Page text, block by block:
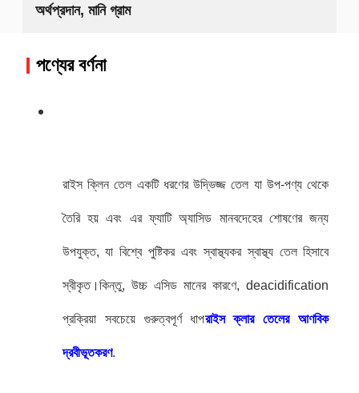
অর্থপ্রদান, মানি গ্রাম
পণ্যের বর্ণনা
রাইস ক্লিন তেল একটি ধরণের উদ্ভিজ্জ তেল যা উপ-পণ্য থেকে
তৈরি হয় এবং এর ফ্যাটি অ্যাসিড মানবদেহের শোষণের জন্য
উপযুক্ত, যা বিশ্বে পুষ্টিকর এবং স্বাস্থ্যকর স্বাস্থ্য তেল হিসাবে
স্বীকৃত।কিন্তু, উচ্চ এসিড মানের কারণে, deacidification
প্রক্রিয়া সবচেয়ে গুরুত্বপূর্ণ ধাপরাইস ক্লার তেলের আণবিক
দ্রবীভূতকরণ.